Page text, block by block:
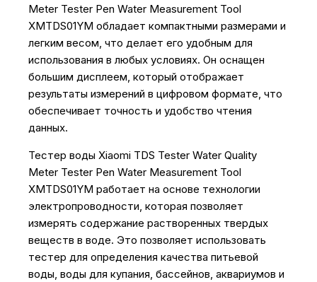
Meter Tester Pen Water Measurement Tool
XMTDS01YM обладает компактными размерами и
легким весом, что делает его удобным для
использования в любых условиях. Он оснащен
большим дисплеем, который отображает
результаты измерений в цифровом формате, что
обеспечивает точность и удобство чтения
данных.
Тестер воды Xiaomi TDS Tester Water Quality
Meter Tester Pen Water Measurement Tool
XMTDS01YM работает на основе технологии
электропроводности, которая позволяет
измерять содержание растворенных твердых
веществ в воде. Это позволяет использовать
тестер для определения качества питьевой
воды, воды для купания, бассейнов, аквариумов и